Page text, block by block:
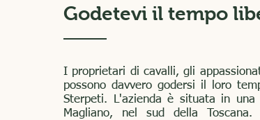
Passeggiate a
Passeggiate a
Scoprite la campagna
insolito e un po'
esclusivo tour privato vi
Godetevi il tempo
I proprietari di cavalli, gli
possono davvero godersi il loro
Sterpeti. L'azienda è situata in una
Magliano, nel sud della